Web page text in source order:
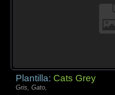
Plantilla: Cats Grey
Gris, Gato,